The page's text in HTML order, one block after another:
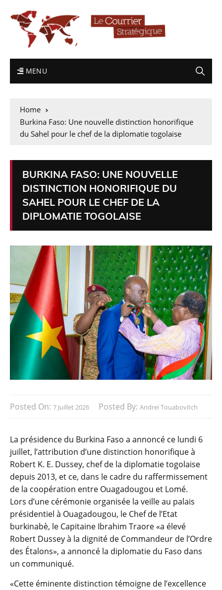
MENU
Home
Burkina Faso: Une nouvelle distinction honorifique
du Sahel pour le chef de la diplomatie togolaise
BURKINA FASO: UNE NOUVELLE
DISTINCTION HONORIFIQUE DU
SAHEL POUR LE CHEF DE LA
DIPLOMATIE TOGOLAISE
Posted On: 7 Juillet 2026 Posted By: Andreï Touabovitch
La présidence du Burkina Faso a annoncé ce lundi 6
juillet, l’attribution d’une distinction honorifique à
Robert K. E. Dussey, chef de la diplomatie togolaise
depuis 2013, et ce, dans le cadre du raffermissement
de la coopération entre Ouagadougou et Lomé.
Lors d’une cérémonie organisée la veille au palais
présidentiel à Ouagadougou, le Chef de l’Etat
burkinabè, le Capitaine Ibrahim Traore «a élevé
Robert Dussey à la dignité de Commandeur de l’Ordre
des Étalons», a annoncé la diplomatie du Faso dans
un communiqué.
«Cette éminente distinction témoigne de l’excellence